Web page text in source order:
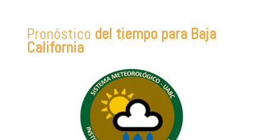
Pronóstico del tiempo para Baja
California